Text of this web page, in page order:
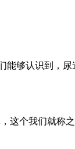
能够认识到，
这个我们就称